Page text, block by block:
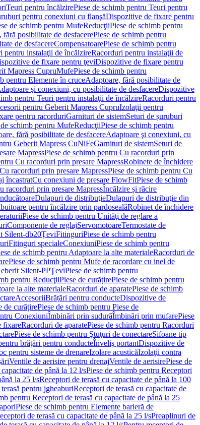
Teuri pentru încălzirePiese de schimb pentru Teuri pentru
pentru conexiuni cu flanşăDispozitive de fixare pentru
de schimb pentru MufeReducţiiPiese de schimb pentru
fără posibilitate de desfacerePiese de schimb pentru
de desfacereCompensatoarePiese de schimb pentru
pentru instalaţii de încălzireRacorduri pentru instalaţii de
de fixare pentru ţeviDispozitive de fixare pentru
Mapress CupruMufePiese de schimb pentru
pentru Elemente în cruceAdaptoare, fără posibilitate de
şi conexiuni, cu posibilitate de desfacereDispozitive
pentru Teuri pentru instalaţii de încălzireRacorduri pentru
pentru Geberit Mapress CupruIzolaţii pentru
pentru racorduriGarnituri de sistemSeturi de șuruburi
schimb pentru MufeReducţiiPiese de schimb pentru
fără posibilitate de desfacereAdaptoare şi conexiuni, cu
Geberit Mapress CuNiFeGarnituri de sistemSeturi de
MapressPiese de schimb pentru Cu racorduri prin
Cu racorduri prin presare MapressRobinete de închidere
Cu racorduri prin presare MapressPiese de schimb pentru Cu
încastratCu conexiuni de presare FlowFitPiese de schimb
racorduri prin presare MapressÎncălzire și răcire
Dulapuri de distribuţieDulapuri de distribuţie din
pentru încălzire prin pardosealăRobinet de închidere
Piese de schimb pentru Unităţi de reglare a
Componente de reglajServomotoareTermostate de
Silent-db20ŢeviFitinguriPiese de schimb pentru
Fitinguri specialeConexiuniPiese de schimb pentru
de schimb pentru Adaptoare la alte materialeRacorduri de
Piese de schimb pentru Mufe de racordare cu inel de
Silent-PPŢeviPiese de schimb pentru
pentru ReducţiiPiese de curățirePiese de schimb pentru
la alte materialeRacorduri de aparatePiese de schimb
AccesoriiBrățări pentru conducteDispozitive de
de curățirePiese de schimb pentru Piese de
ConexiuniÎmbinări prin sudurăÎmbinări prin mufarePiese
fixareRacorduri de aparatePiese de schimb pentru Racorduri
Piese de schimb pentru Ştuţuri de conectareSifoane tip
brăţări pentru conducteÎnveliş portantDispozitive de
pentru sisteme de drenareIzolare acusticăIzolaţii contra
Ventile de aerisire pentru drenajVentile de aerisirePiese de
de până la 12 l/sPiese de schimb pentru Receptori
la 25 l/sReceptori de terasă cu capacitate de până la 100
pentru jgheaburiReceptori de terasă cu capacitate de
pentru Receptori de terasă cu capacitate de până la 25
Piese de schimb pentru Elemente barieră de
de terasă cu capacitate de până la 25 l/sPreaplinuri de